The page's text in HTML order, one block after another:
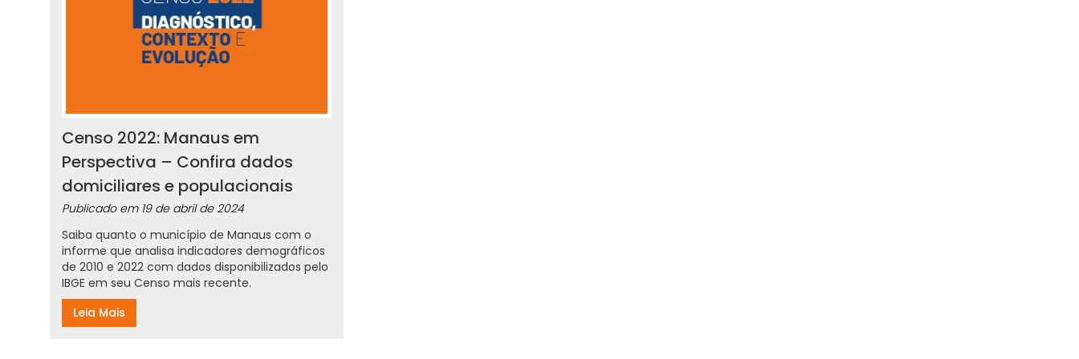
Censo 2022: Manaus em
Perspectiva – Confira dados
domiciliares e populacionais
Publicado em 19 de abril de 2024
Saiba quanto o município de Manaus com o
informe que analisa indicadores demográficos
de 2010 e 2022 com dados disponibilizados pelo
IBGE em seu Censo mais recente.
Leia Mais